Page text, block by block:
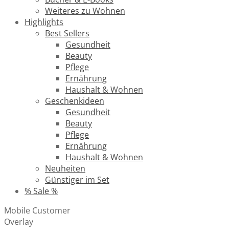
Weiteres zu Wohnen
Highlights
Best Sellers
Gesundheit
Beauty
Pflege
Ernährung
Haushalt & Wohnen
Geschenkideen
Gesundheit
Beauty
Pflege
Ernährung
Haushalt & Wohnen
Neuheiten
Günstiger im Set
% Sale %
Mobile Customer
Overlay